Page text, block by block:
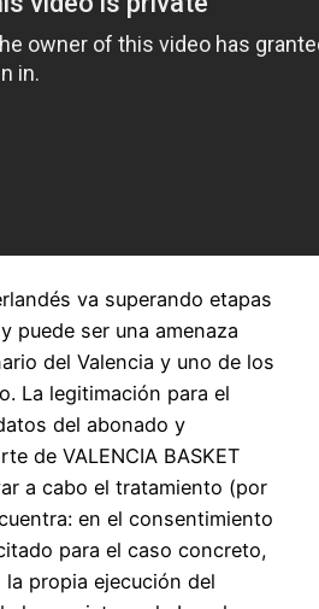
va superando etapas
puede ser una amenaza
del Valencia y uno de los
La legitimación para el
del abonado y
de VALENCIA BASKET
a cabo el tratamiento (por
en el consentimiento
para el caso concreto,
propia ejecución del